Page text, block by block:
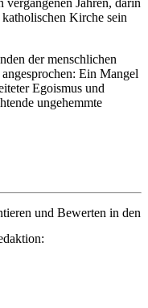
Jahren, darin
Kirche sein
der menschlichen
Ein Mangel
Egoismus und
ungehemmte
und Bewerten in den